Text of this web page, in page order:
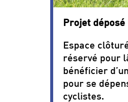
Projet
Espace
réservé pour
bénéficier
pour se
cyclistes.